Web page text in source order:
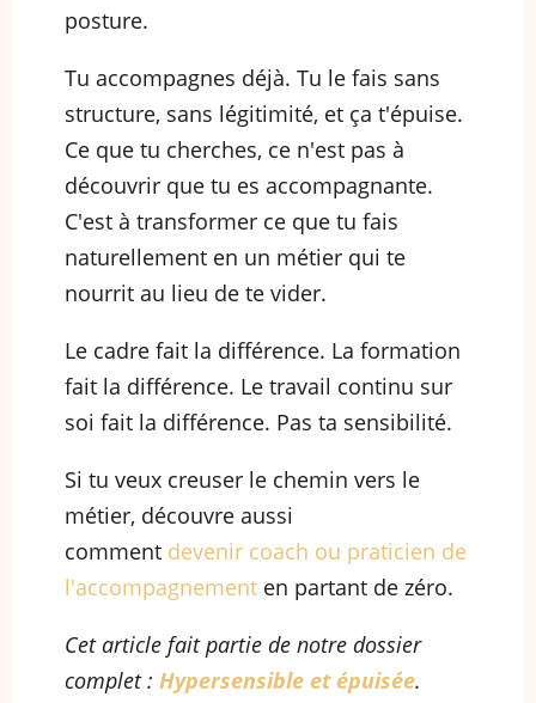
posture.
Tu accompagnes déjà. Tu le fais sans
structure, sans légitimité, et ça t'épuise.
Ce que tu cherches, ce n'est pas à
découvrir que tu es accompagnante.
C'est à transformer ce que tu fais
naturellement en un métier qui te
nourrit au lieu de te vider.
Le cadre fait la différence. La formation
fait la différence. Le travail continu sur
soi fait la différence. Pas ta sensibilité.
Si tu veux creuser le chemin vers le
métier, découvre aussi
comment devenir coach ou praticien de
l'accompagnement en partant de zéro.
Cet article fait partie de notre dossier
complet : Hypersensible et épuisée.